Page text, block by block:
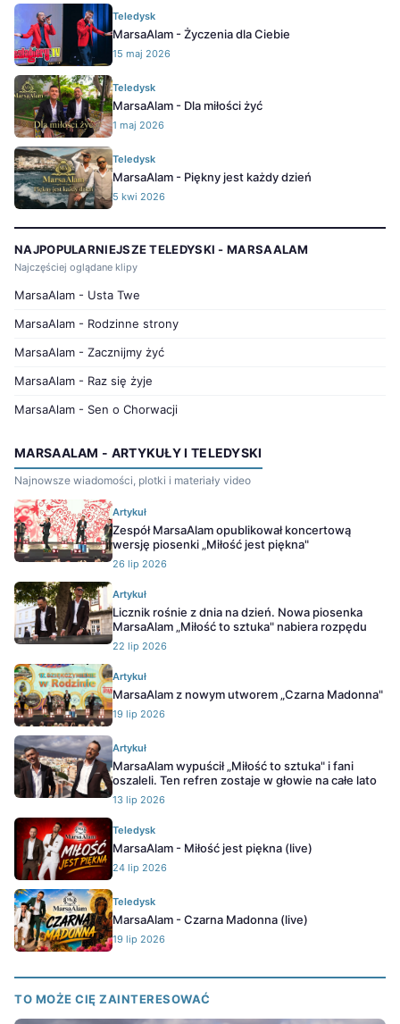
Teledysk
MarsaAlam - Życzenia dla Ciebie
15 maj 2026
Teledysk
MarsaAlam - Dla miłości żyć
1 maj 2026
Teledysk
MarsaAlam - Piękny jest każdy dzień
5 kwi 2026
NAJPOPULARNIEJSZE TELEDYSKI - MARSAALAM
Najczęściej oglądane klipy
MarsaAlam - Usta Twe
MarsaAlam - Rodzinne strony
MarsaAlam - Zacznijmy żyć
MarsaAlam - Raz się żyje
MarsaAlam - Sen o Chorwacji
MARSAALAM - ARTYKUŁY I TELEDYSKI
Najnowsze wiadomości, plotki i materiały video
Artykuł
Zespół MarsaAlam opublikował koncertową
wersję piosenki „Miłość jest piękna"
26 lip 2026
Artykuł
Licznik rośnie z dnia na dzień. Nowa piosenka
MarsaAlam „Miłość to sztuka" nabiera rozpędu
22 lip 2026
Artykuł
MarsaAlam z nowym utworem „Czarna Madonna"
19 lip 2026
Artykuł
MarsaAlam wypuścił „Miłość to sztuka" i fani
oszaleli. Ten refren zostaje w głowie na całe lato
13 lip 2026
Teledysk
MarsaAlam - Miłość jest piękna (live)
24 lip 2026
Teledysk
MarsaAlam - Czarna Madonna (live)
19 lip 2026
TO MOŻE CIĘ ZAINTERESOWAĆ